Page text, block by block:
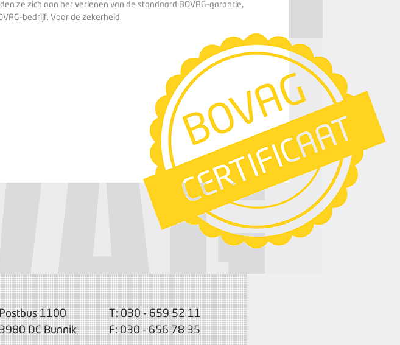
ze zich aan het verlenen van de standaard BOVAG-garantie,
bedrijf. Voor de zekerheid.
1100
DC Bunnik
T: 030 - 659 52 11
F: 030 - 656 78 35